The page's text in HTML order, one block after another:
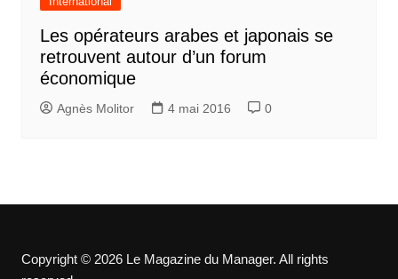
Les opérateurs arabes et japonais se
retrouvent autour d’un forum
économique
Agnès Molitor 4 mai 2016 0
Copyright © 2026 Le Magazine du Manager. All rights